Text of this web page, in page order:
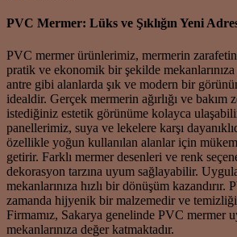
PVC Mermer: Lüks ve Şıklığın Yeni
PVC mermer ürünlerimiz, mermerin
pratik ve ekonomik bir şekilde
antre gibi alanlarda şık ve modern bir
idealdir. Gerçek mermerin ağırlığı ve bakım
istediğiniz estetik görünüme kolayca
panellerimiz, suya ve lekelere karşı
özellikle yoğun kullanılan alanlar için
getirir. Farklı mermer desenleri ve renk
dekorasyon tarzına uyum sağlayabilir.
mekanlarınıza hızlı bir dönüşüm kazandırır.
zamanda hijyenik bir malzemedir ve
Firmamız, Sakarya genelinde PVC mermer
mekanlarınıza değer katmaktadır.